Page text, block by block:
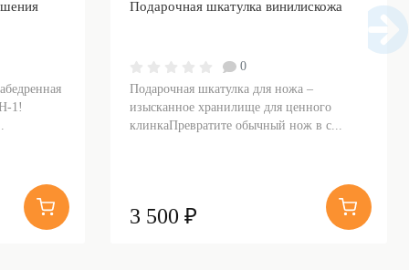
1!
Подарочная шкатулка винилискожа
0
Подарочная шкатулка для ножа –
изысканное хранилище для ценного
клинкаПревратите обычный нож в с...
3 500 ₽